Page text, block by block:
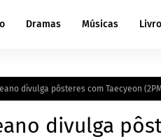
Dramas Músicas
divulga pôsteres com Taecyeon
divulga